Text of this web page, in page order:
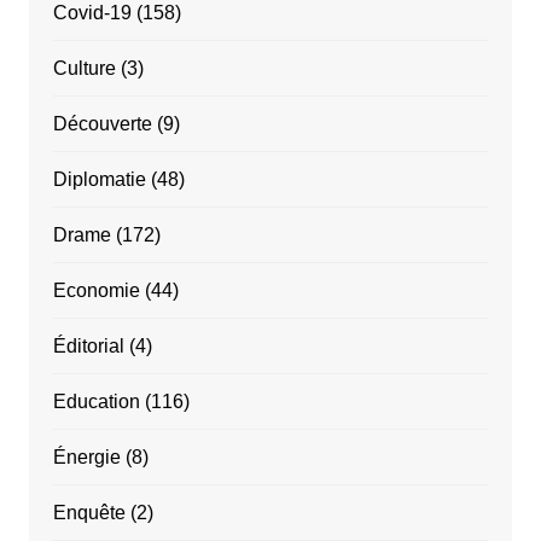
Covid-19(158)
Culture(3)
Découverte(9)
Diplomatie(48)
Drame(172)
Economie(44)
Éditorial (4)
Education (116)
Énergie(8)
Enquête(2)